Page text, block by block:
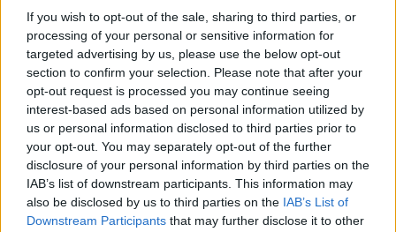
If you wish to opt-out of the sale, sharing to third parties, or
processing of your personal or sensitive information for
targeted advertising by us, please use the below opt-out
section to confirm your selection. Please note that after your
opt-out request is processed you may continue seeing
interest-based ads based on personal information utilized by
us or personal information disclosed to third parties prior to
your opt-out. You may separately opt-out of the further
disclosure of your personal information by third parties on the
IAB’s list of downstream participants. This information may
also be disclosed by us to third parties on the IAB’s List of
Downstream Participants that may further disclose it to other
Teste calde
Non avere e non essere
Armiamoci e... avviatevi
Da Capodanno a Carnevale
Schizzi di fango
Sor-riso amaro
Fine anno al ristorante
La festa di Capodanno
Natale 2024
Re e regnanti
A noi interessa il dito non la luna
Come rubare allo stato e vivere felici
Una performance